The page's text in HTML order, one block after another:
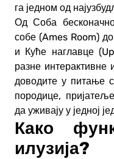
га једном од
Од Соба
собе (Ames Room)
и Куће наглавце
разне интерактивне
доводите у питање
породице,
да уживају у једној
Како
илузија?